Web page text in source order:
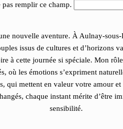
pas remplir ce champ.
nouvelle aventure. À Aulnay-
issus de cultures et d’horizons
à cette journée si spéciale. Mon
où les émotions s’expriment
qui mettent en valeur votre amour
chaque instant mérite d’être
sensibilité.